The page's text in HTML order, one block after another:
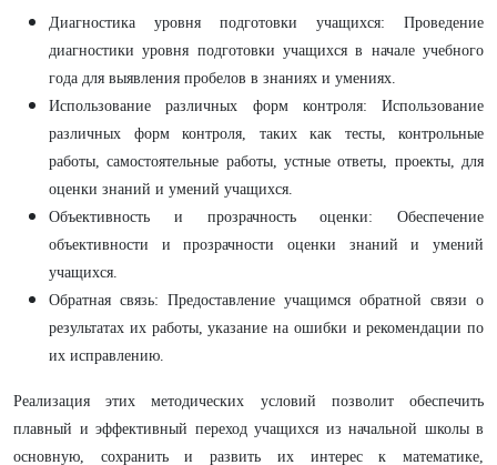
Диагностика уровня подготовки учащихся: Проведение
диагностики уровня подготовки учащихся в начале учебного
года для выявления пробелов в знаниях и умениях.
Использование различных форм контроля: Использование
различных форм контроля, таких как тесты, контрольные
работы, самостоятельные работы, устные ответы, проекты, для
оценки знаний и умений учащихся.
Объективность и прозрачность оценки: Обеспечение
объективности и прозрачности оценки знаний и умений
учащихся.
Обратная связь: Предоставление учащимся обратной связи о
результатах их работы, указание на ошибки и рекомендации по
их исправлению.
Реализация этих методических условий позволит обеспечить
плавный и эффективный переход учащихся из начальной школы в
основную, сохранить и развить их интерес к математике,